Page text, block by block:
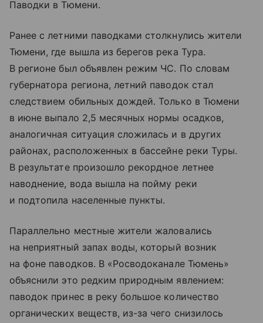
Паводки в Тюмени.
Ранее с летними паводками столкнулись жители
Тюмени, где вышла из берегов река Тура.
В регионе был объявлен режим ЧС. По словам
губернатора региона, летний паводок стал
следствием обильных дождей. Только в Тюмени
в июне выпало 2,5 месячных нормы осадков,
аналогичная ситуация сложилась и в других
районах, расположенных в бассейне реки Туры.
В результате произошло рекордное летнее
наводнение, вода вышла на пойму реки
и подтопила населенные пункты.
Параллельно местные жители жаловались
на неприятный запах воды, который возник
на фоне паводков. В «Росводоканале Тюмень»
объяснили это редким природным явлением:
паводок принес в реку большое количество
органических веществ, из-за чего снизилось